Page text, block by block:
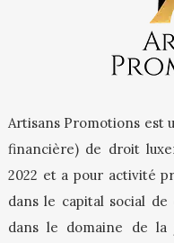
Artisans Promotions est
financière) de droit
2022 et a pour activité
dans le capital social
dans le domaine de